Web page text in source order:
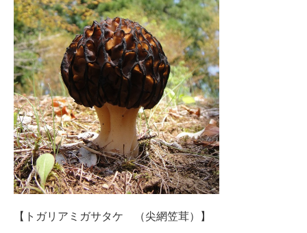
【トガリアミガサタケ （尖網笠茸）】